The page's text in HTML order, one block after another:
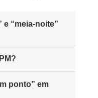
e “meia-noite”
ponto” em